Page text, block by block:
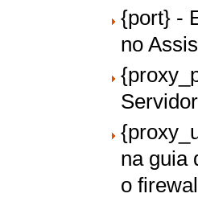
{port} -
no
na guia
o